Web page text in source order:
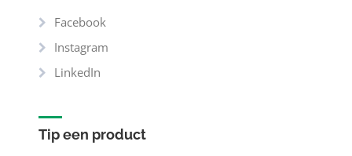
Facebook
Instagram
LinkedIn
Tip een product